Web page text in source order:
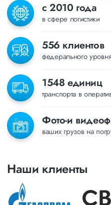
с 2010 года
в сфере логистики
556 клиентов
федерального
1548 единиц
транспорта в
Фото-и
ваших грузов на
Наши клиенты